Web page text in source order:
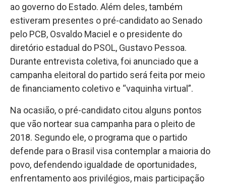
ao governo do Estado. Além deles, também
estiveram presentes o pré-candidato ao Senado
pelo PCB, Osvaldo Maciel e o presidente do
diretório estadual do PSOL, Gustavo Pessoa.
Durante entrevista coletiva, foi anunciado que a
campanha eleitoral do partido será feita por meio
de financiamento coletivo e “vaquinha virtual”.
Na ocasião, o pré-candidato citou alguns pontos
que vão nortear sua campanha para o pleito de
2018. Segundo ele, o programa que o partido
defende para o Brasil visa contemplar a maioria do
povo, defendendo igualdade de oportunidades,
enfrentamento aos privilégios, mais participação